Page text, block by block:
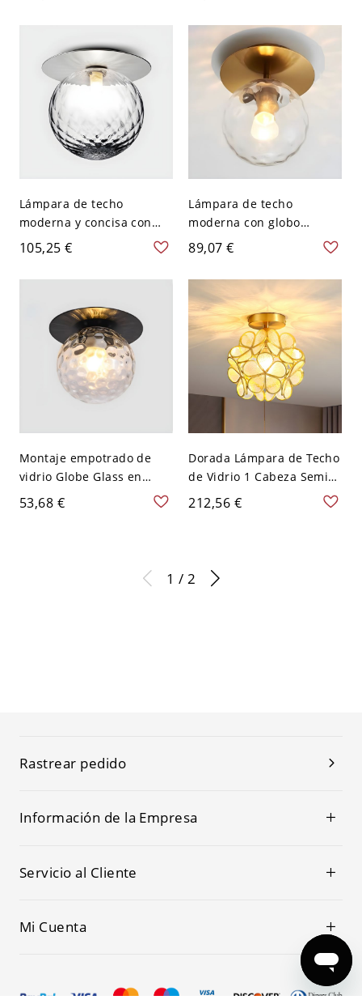
montaje empotrado de
con 1 luz para sala de
estar - Dorado 110 A 120 V
Transparente
Lámpara de techo
moderna y concisa con
globo de hierro
de vidrio - Plata 110 A 120
105,25 €
Lámpara de techo
moderna con globo
artístico, metal
de vidrio ondulado -
Dorado 110 A 120 V
89,07 €
Montaje empotrado de
vidrio Globe Glass en
estilo artístico moderno,
accesorio de techo de
53,68 €
Dorada Lámpara de Techo
de Vidrio 1 Cabeza Semi
Plafón Colonial para
Corredor - Dorado 110 A
212,56 €
1 / 2
Rastrear pedido
Información de la Empresa
Servicio al Cliente
Mi Cuenta